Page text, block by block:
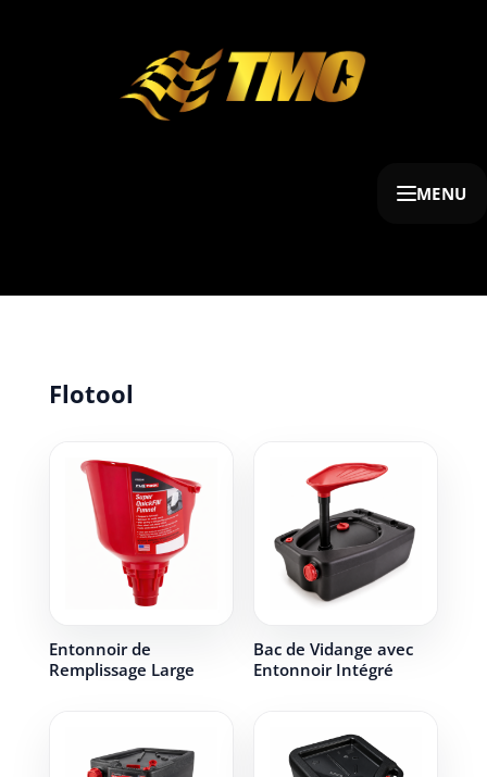
MENU
Flotool
Entonnoir de
Remplissage Large
Bac de Vidange avec
Entonnoir Intégré